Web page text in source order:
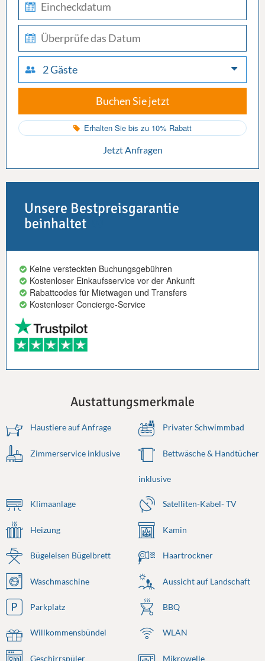
in
check-
out
2 Gäste
Buchen Sie jetzt
Erhalten Sie bis zu 10% Rabatt
Jetzt Anfragen
Unsere Bestpreisgarantie
beinhaltet
Keine versteckten Buchungsgebühren
Kostenloser Einkaufsservice vor der Ankunft
Rabattcodes für Mietwagen und Transfers
Kostenloser Concierge-Service
Austattungsmerkmale
Haustiere auf Anfrage Privater Schwimmbad
Zimmerservice inklusive Bettwäsche & Handtücher
inklusive
Klimaanlage Satelliten-Kabel- TV
Heizung Kamin
Bügeleisen Bügelbrett Haartrockner
Waschmaschine Aussicht auf Landschaft
Parkplatz BBQ
Willkommensbündel WLAN
Geschirrspüler Mikrowelle